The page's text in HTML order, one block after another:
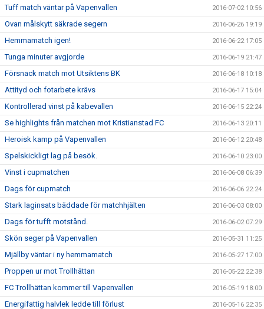
Tuff match väntar på Vapenvallen 2016-07-02 10:56
Ovan målskytt säkrade segern 2016-06-26 19:19
Hemmamatch igen! 2016-06-22 17:05
Tunga minuter avgjorde 2016-06-19 21:47
Försnack match mot Utsiktens BK 2016-06-18 10:18
Attityd och fotarbete krävs 2016-06-17 15:04
Kontrollerad vinst på kabevallen 2016-06-15 22:24
Se highlights från matchen mot Kristianstad FC 2016-06-13 20:11
Heroisk kamp på Vapenvallen 2016-06-12 20:48
Spelskickligt lag på besök. 2016-06-10 23:00
Vinst i cupmatchen 2016-06-08 06:39
Dags för cupmatch 2016-06-06 22:24
Stark laginsats bäddade för matchhjälten 2016-06-03 08:00
Dags för tufft motstånd. 2016-06-02 07:29
Skön seger på Vapenvallen 2016-05-31 11:25
Mjällby väntar i ny hemmamatch 2016-05-27 17:00
Proppen ur mot Trollhättan 2016-05-22 22:38
FC Trollhättan kommer till Vapenvallen 2016-05-19 18:00
Energifattig halvlek ledde till förlust 2016-05-16 22:35